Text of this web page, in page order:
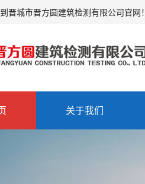
晋城市晋方圆建筑检测有限公司官网！
关于我们